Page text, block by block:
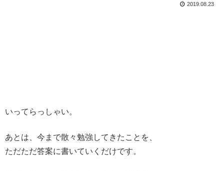
2019.08.23
いってらっしゃい。
あとは、今まで散々勉強してきたことを、
ただただ答案に書いていくだけです。